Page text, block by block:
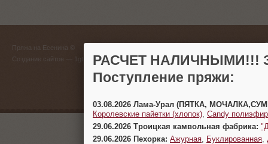
Пряжа на Есенина ©
Создание сайтов
(383)
г.
РАСЧЕТ НАЛИЧНЫМИ!!!
Поступление пряжи:
03.08.2026 Лама-Урал (ПЯТКА,
Королевские пайетки (хлопок) Candy
29.06.2026 Троицкая камвольная фабрика:
29.06.2026 Пехорка: Ажурная Буклированная